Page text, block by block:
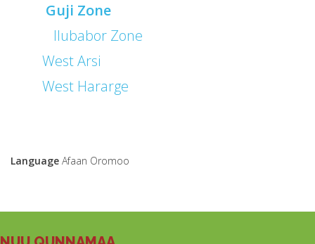
Guji Zone
Ilubabor Zone
West Arsi
West Hararge
Language Afaan Oromoo